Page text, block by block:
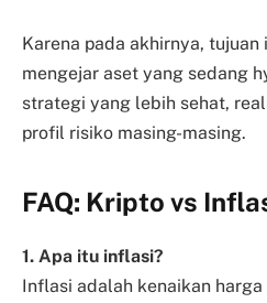
Karena pada akhirnya,
mengejar aset yang sedang
strategi yang lebih sehat,
profil risiko masing-masing.
FAQ: Kripto vs
1. Apa itu inflasi?
Inflasi adalah kenaikan